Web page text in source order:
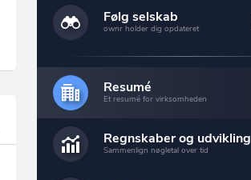
Følg selskab
ownr holder dig opdateret
Resumé
Et resumé for virksomheden
Regnskaber og udvikling
Sammenlign nøgletal over tid